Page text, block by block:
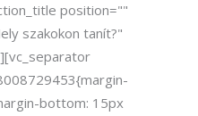
position=""
szakokon tanít?"
bottom: 15px